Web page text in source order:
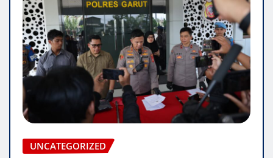
UNCATEGORIZED